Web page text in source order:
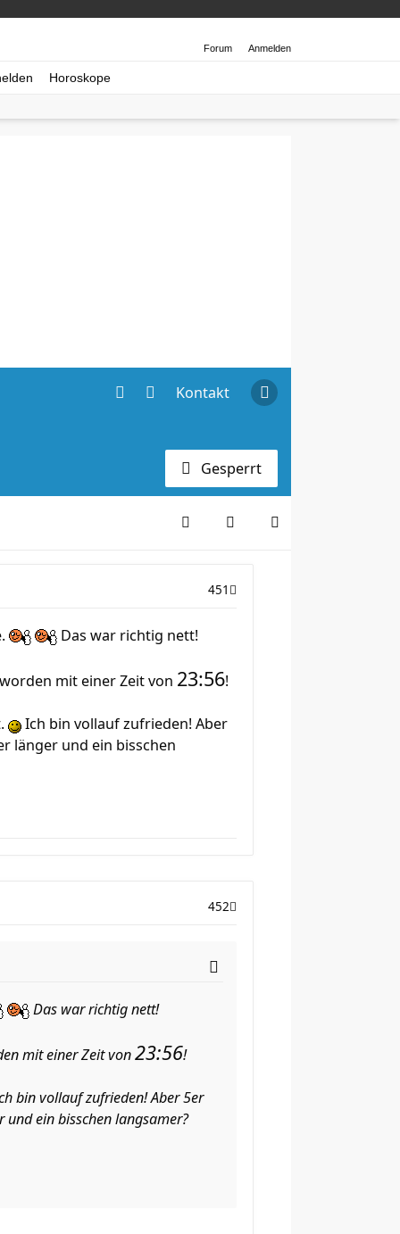
Forum Anmelden
Horoskope
Kontakt
Gesperrt
451
Das war richtig nett!
mit einer Zeit von 23:56!
Ich bin vollauf zufrieden! Aber
länger und ein bisschen
452
Das war richtig nett!
mit einer Zeit von23:56!
bin vollauf zufrieden! Aber 5er
ein bisschen langsamer?